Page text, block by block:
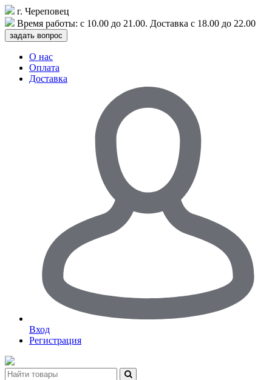
г. Череповец
Время работы: с 10.00 до 21.00. Доставка с 18.00 до 22.00
задать вопрос
О нас
Оплата
Доставка
Вход
Регистрация